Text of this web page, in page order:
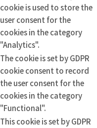
cookie is used to store the
user consent for the
cookies in the category
"Analytics".
The cookie is set by GDPR
cookie consent to record
the user consent for the
cookies in the category
"Functional".
This cookie is set by GDPR